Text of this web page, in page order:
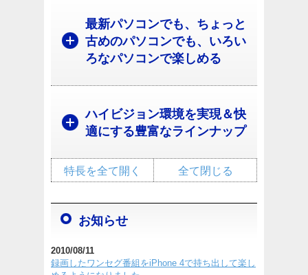
最新パソコンでも、ちょっと
古めのパソコンでも、いろい
ろなパソコンで楽しめる
ハイビジョン環境を実現＆快
適にする豊富なラインナップ
全て閉じる
特長を全て開く
お知らせ
2010/08/11
録画したワンセグ番組をiPhone 4で持ち出して楽し